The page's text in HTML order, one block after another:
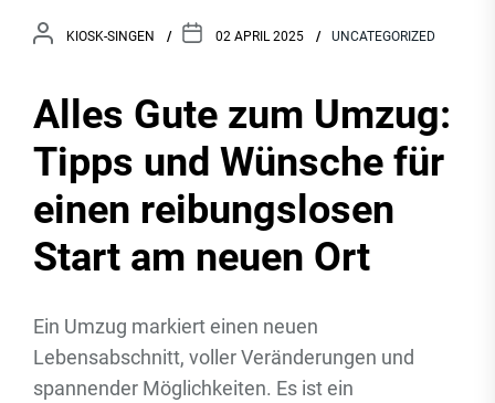
KIOSK-SINGEN 02 APRIL 2025 UNCATEGORIZED
Alles Gute zum Umzug:
Tipps und Wünsche für
einen reibungslosen
Start am neuen Ort
Ein Umzug markiert einen neuen
Lebensabschnitt, voller Veränderungen und
spannender Möglichkeiten. Es ist ein